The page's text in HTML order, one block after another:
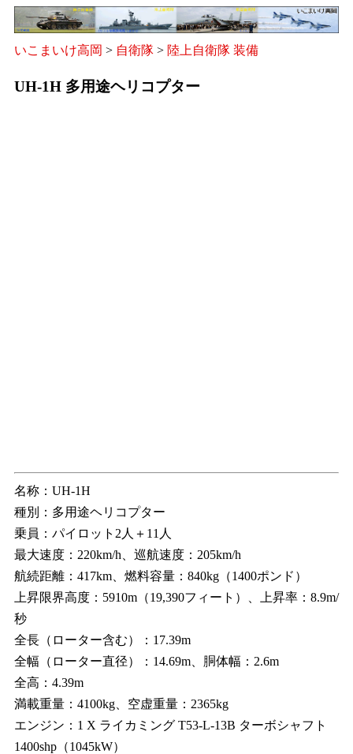
いこまいけ高岡 > 自衛隊 > 陸上自衛隊 装備
UH-1H 多用途ヘリコプター
名称：UH-1H
種別：多用途ヘリコプター
乗員：パイロット2人＋11人
最大速度：220km/h、巡航速度：205km/h
航続距離：417km、燃料容量：840kg（1400ポンド）
上昇限界高度：5910m（19,390フィート）、上昇率：8.9m/
秒
全長（ローター含む）：17.39m
全幅（ローター直径）：14.69m、胴体幅：2.6m
全高：4.39m
満載重量：4100kg、空虚重量：2365kg
エンジン：1 X ライカミング T53-L-13B ターボシャフト
1400shp（1045kW）